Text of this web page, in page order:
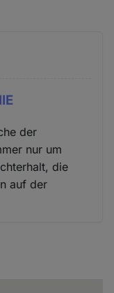
der
nur um
die
auf der